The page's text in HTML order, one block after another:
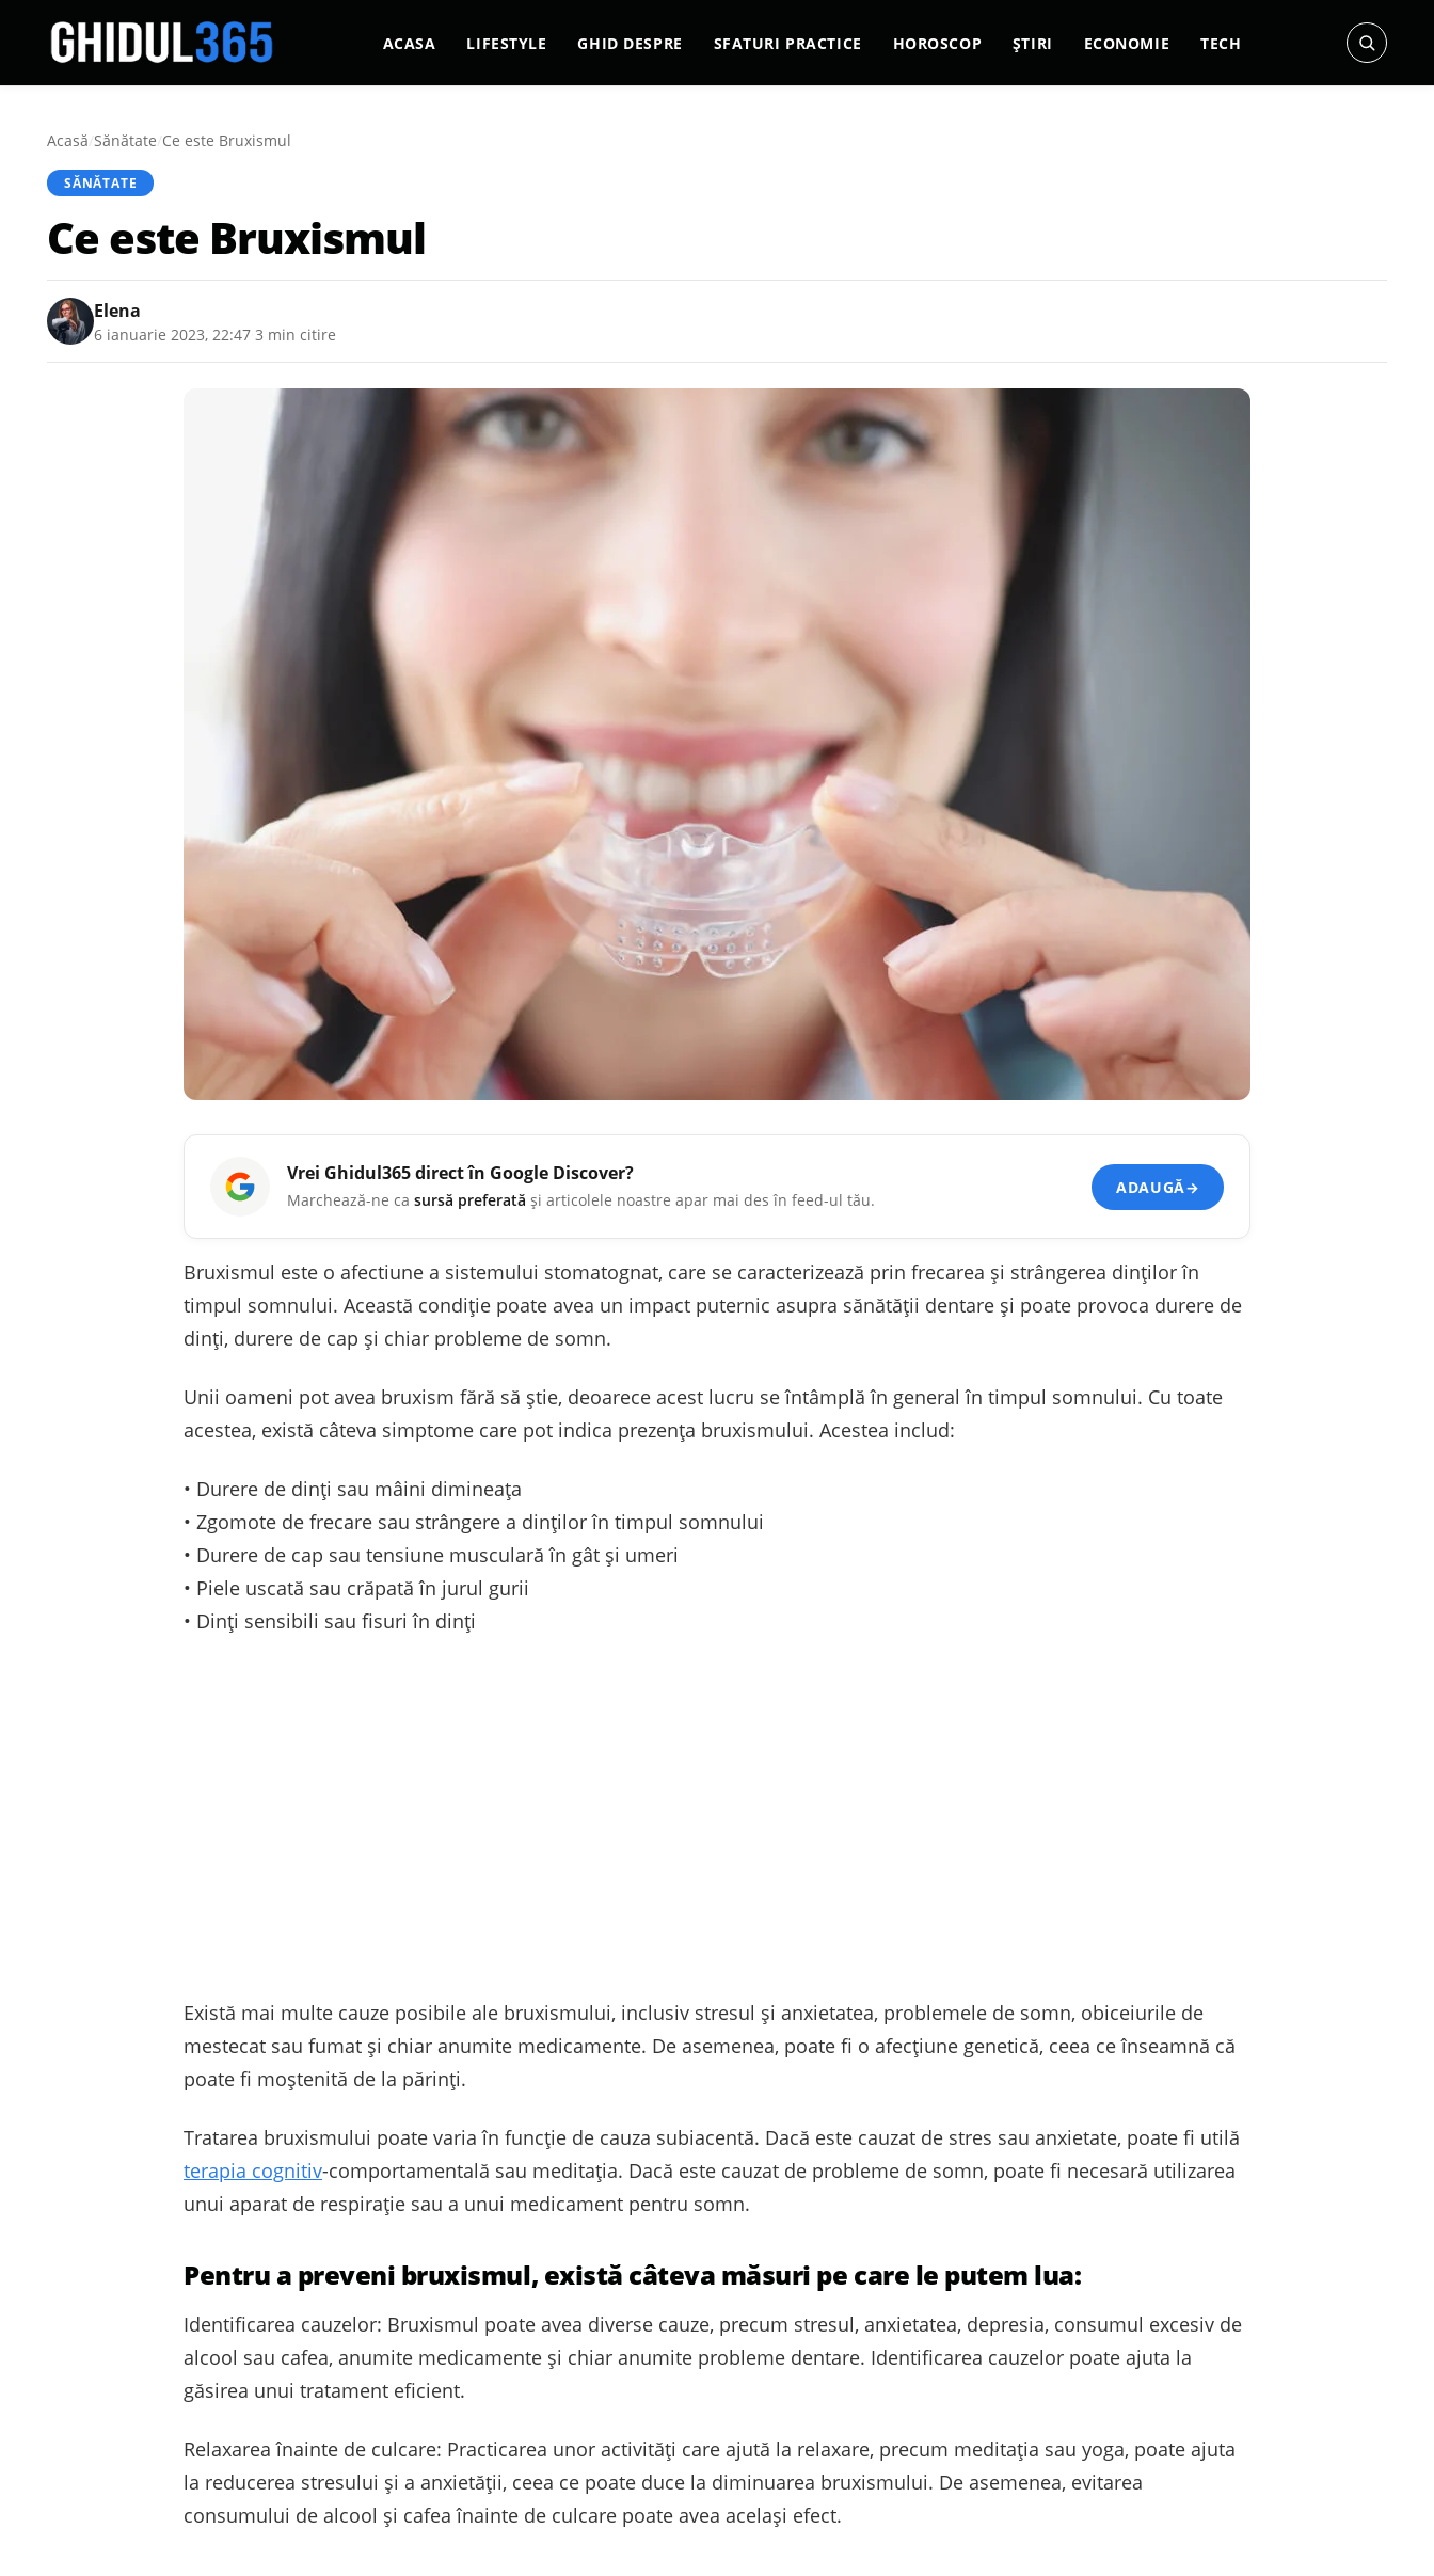
ACASA LIFESTYLE GHID DESPRE SFATURI PRACTICE HOROSCOP ȘTIRI ECONOMIE TECH
Acasă/Sănătate/Ce este Bruxismul
SĂNĂTATE
Ce este Bruxismul
Elena
6 ianuarie 2023, 22:47 3 min citire
Vrei Ghidul365direct în Google Discover?
Marchează-ne ca sursă preferată și articolele noastre apar mai des în feed-ul tău.
ADAUGĂ→
Bruxismul este o afectiune a sistemului stomatognat, care se caracterizează prin frecarea și strângerea dinților în
timpul somnului. Această condiție poate avea un impact puternic asupra sănătății dentare și poate provoca durere de
dinți, durere de cap și chiar probleme de somn.
Unii oameni pot avea bruxism fără să știe, deoarece acest lucru se întâmplă în general în timpul somnului. Cu toate
acestea, există câteva simptome care pot indica prezența bruxismului. Acestea includ:
• Durere de dinți sau mâini dimineața
• Zgomote de frecare sau strângere a dinților în timpul somnului
• Durere de cap sau tensiune musculară în gât și umeri
• Piele uscată sau crăpată în jurul gurii
• Dinți sensibili sau fisuri în dinți
Există mai multe cauze posibile ale bruxismului, inclusiv stresul și anxietatea, problemele de somn, obiceiurile de
mestecat sau fumat și chiar anumite medicamente. De asemenea, poate fi o afecțiune genetică, ceea ce înseamnă că
poate fi moștenită de la părinți.
Tratarea bruxismului poate varia în funcție de cauza subiacentă. Dacă este cauzat de stres sau anxietate, poate fi utilă
terapia cognitiv-comportamentală sau meditația. Dacă este cauzat de probleme de somn, poate fi necesară utilizarea
unui aparat de respirație sau a unui medicament pentru somn.
Pentru a preveni bruxismul, există câteva măsuri pe care le putem lua:
Identificarea cauzelor: Bruxismul poate avea diverse cauze, precum stresul, anxietatea, depresia, consumul excesiv de
alcool sau cafea, anumite medicamente și chiar anumite probleme dentare. Identificarea cauzelor poate ajuta la
găsirea unui tratament eficient.
Relaxarea înainte de culcare: Practicarea unor activități care ajută la relaxare, precum meditația sau yoga, poate ajuta
la reducerea stresului și a anxietății, ceea ce poate duce la diminuarea bruxismului. De asemenea, evitarea
consumului de alcool și cafea înainte de culcare poate avea același efect.